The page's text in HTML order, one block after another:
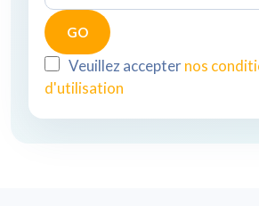
Veuillez accepternos
d'utilisation